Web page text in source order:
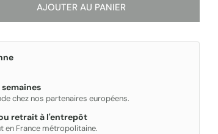
POUR LOOP - MITIGEUR MÉCANIQUE
LA QUANTITÉ POUR LOOP - MITIGEUR
AJOUTER AU PANIER
chez nos partenaires européens.
retrait à l'entrepôt
en France métropolitaine.